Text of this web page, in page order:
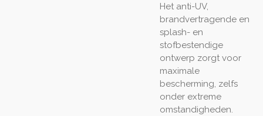
Het anti-UV,
brandvertragende en
splash- en
stofbestendige
ontwerp zorgt voor
maximale
bescherming, zelfs
onder extreme
omstandigheden.